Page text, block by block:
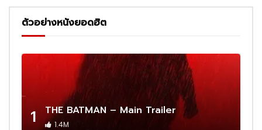
ตัวอย่างหนังยอดฮิต
1 THE BATMAN – Main Trailer
1.4M